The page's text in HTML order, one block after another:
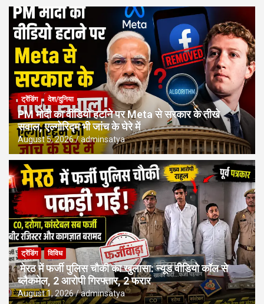
ट्रेंडिंग देश/दुनिया
PM मोदी का वीडियो हटाने पर Meta से सरकार के तीखे
सवाल, एल्गोरिद्म भी जांच के घेरे में
August 5, 2026 adminsatya
ट्रेंडिंग विविध
मेरठ में फर्जी पुलिस चौकी का खुलासा: न्यूड वीडियो कॉल से
ब्लैकमेल, 2 आरोपी गिरफ्तार, 2 फरार
August 1, 2026 adminsatya